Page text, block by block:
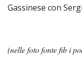
Gassinese con
(nelle foto fonte fib i